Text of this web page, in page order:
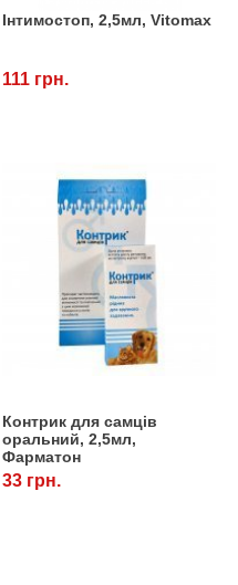
Інтимостоп, 2,5мл, Vitomax
111 грн.
Контрик для самців
оральний, 2,5мл,
Фарматон
33 грн.